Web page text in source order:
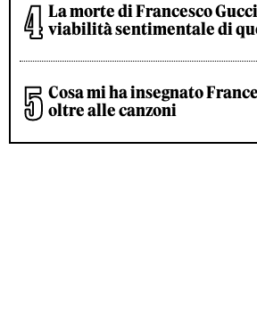
La morte di Francesco
viabilità sentimentale di
Cosa mi ha insegnato
oltre alle canzoni